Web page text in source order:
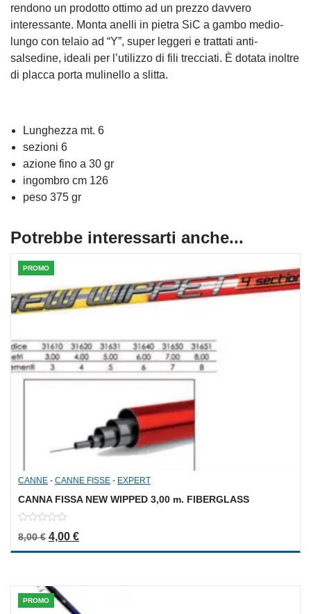
rendono un prodotto ottimo ad un prezzo davvero
interessante. Monta anelli in pietra SiC a gambo medio-
lungo con telaio ad “Y”, super leggeri e trattati anti-
salsedine, ideali per l’utilizzo di fili trecciati. È dotata inoltre
di placca porta mulinello a slitta.
Lunghezza mt. 6
sezioni 6
azione fino a 30 gr
ingombro cm 126
peso 375 gr
Potrebbe interessarti anche...
PROMO
CANNE - CANNE FISSE - EXPERT
CANNA FISSA NEW WIPPED 3,00 m. FIBERGLASS
out
8,00€ Il prezzo originale era: 8,00 €.
4,00 €Il prezzo attuale è: 4,00 €.
PROMO